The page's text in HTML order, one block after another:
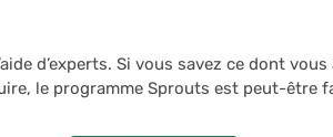
d’experts. Si vous savez ce dont
le programme Sprouts est peut-être